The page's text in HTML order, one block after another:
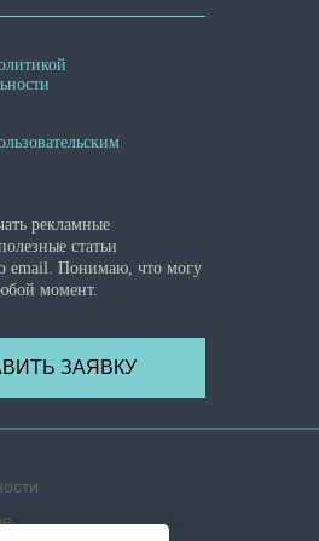
рекламные
статьи
email. Понимаю, что могу
момент.
ЗАЯВКУ